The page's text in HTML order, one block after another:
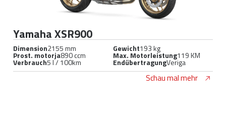
Yamaha XSR900
Dimension2155 mm Gewicht193 kg
Prost. motorja890 ccm Max. Motorleistung119 KM
Verbrauch5 l / 100km EndübertragungVeriga
Schau mal mehr